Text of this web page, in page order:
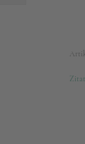
Zitat